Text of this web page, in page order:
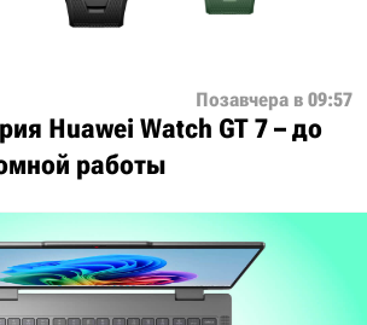
Позавчера в 09:57
Huawei Watch GT 7 – до
работы